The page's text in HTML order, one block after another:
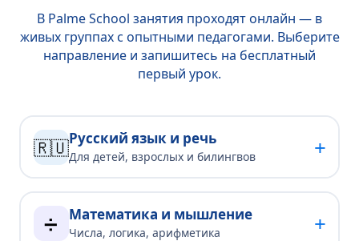
В Palme School занятия проходят онлайн — в
живых группах с опытными педагогами. Выберите
направление и запишитесь на бесплатный
первый урок.
🇷🇺Русский язык и речь
Для детей, взрослых и билингвов +
➗ Математика и мышление
Числа, логика, арифметика +